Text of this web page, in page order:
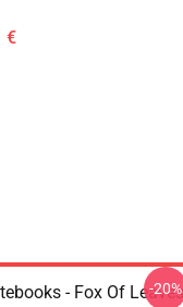
€
- Fox Of Leaves
-20%